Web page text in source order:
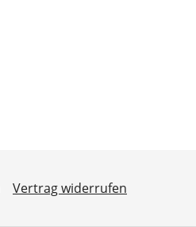
Vertrag widerrufen